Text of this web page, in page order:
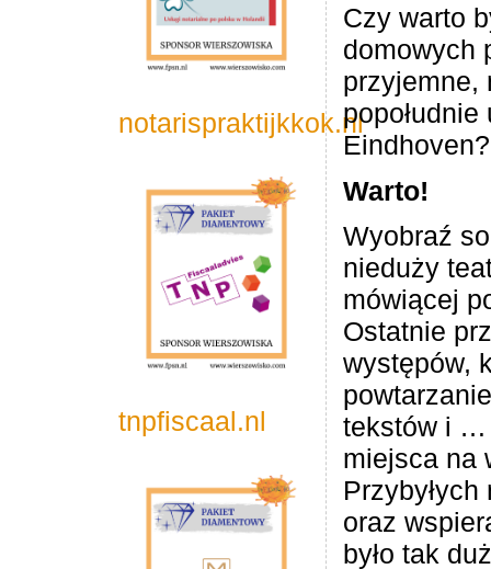
notarispraktijkkok.nl
tnpfiscaal.nl
Czy warto
domowych
przyjemne,
Eindhoven?
Warto!
Wyobraź
nieduży
mówiącej
Ostatnie
występów,
tekstów i …
miejsca na
oraz
było tak